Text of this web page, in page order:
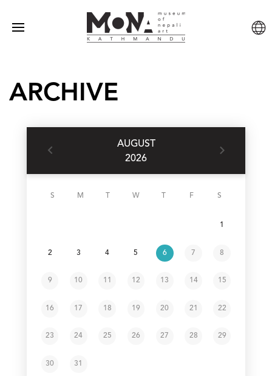
ARCHIVE
AUGUST
2026
S M W F S
1
2 3 4 5 6 7 8
9 10 11 12 13 14 15
16 17 18 19 20 21 22
23 24 25 26 27 28 29
30 31